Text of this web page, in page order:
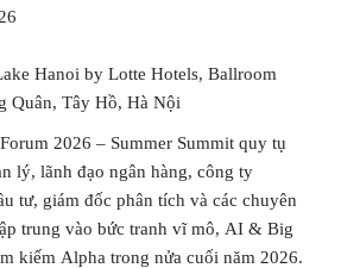
Hanoi by Lotte Hotels, Ballroom
Quân, Tây Hồ, Hà Nội
2026 – Summer Summit quy tụ
lý, lãnh đạo ngân hàng, công ty
tư, giám đốc phân tích và các chuyên
trung vào bức tranh vĩ mô, AI & Big
kiếm Alpha trong nửa cuối năm 2026.